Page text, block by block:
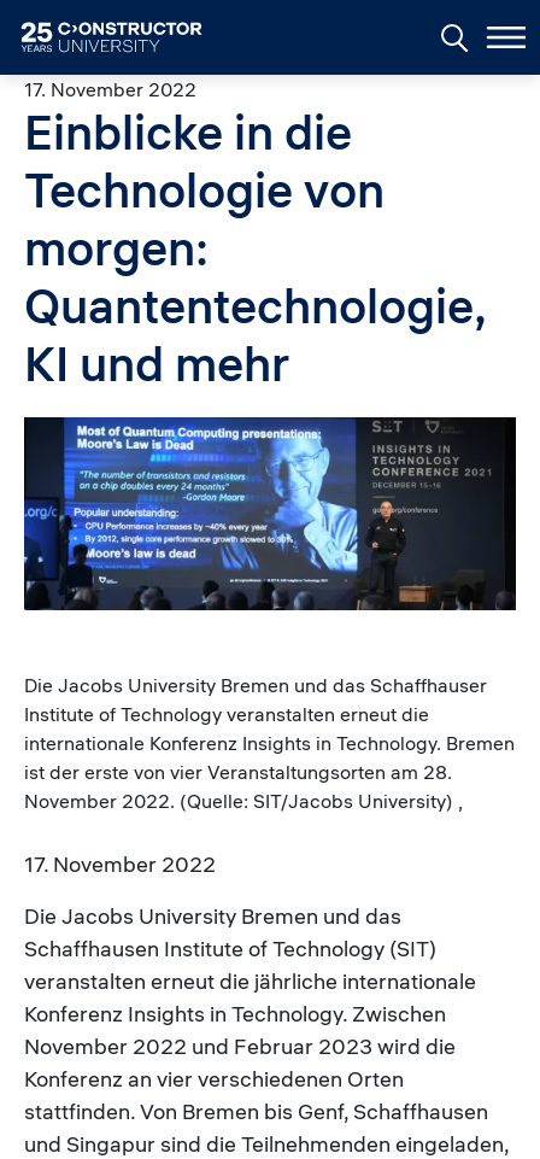
17. November 2022
Einblicke in die
Technologie von
morgen:
Quantentechnologie,
KI und mehr
Image
Die Jacobs University Bremen und das Schaffhauser
Institute of Technology veranstalten erneut die
internationale Konferenz Insights in Technology. Bremen
ist der erste von vier Veranstaltungsorten am 28.
November 2022. (Quelle: SIT/Jacobs University) ,
17. November 2022
Die Jacobs University Bremen und das
Schaffhausen Institute of Technology (SIT)
veranstalten erneut die jährliche internationale
Konferenz Insights in Technology. Zwischen
November 2022 und Februar 2023 wird die
Konferenz an vier verschiedenen Orten
stattfinden. Von Bremen bis Genf, Schaffhausen
und Singapur sind die Teilnehmenden eingeladen,